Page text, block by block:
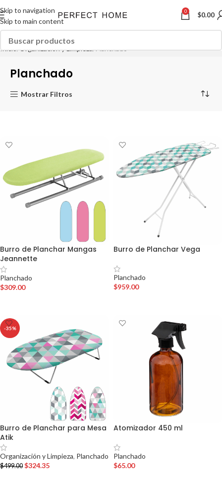
Skip to navigation
Skip to main content
0 $0.00
Inicio Organización y Limpieza Planchado
Planchado
Mostrar Filtros
Burro de Planchar Mangas
Jeannette
Planchado
$309.00
Burro de Planchar Vega
Planchado
$959.00
-35%
Burro de Planchar para Mesa
Atik
Organización y Limpieza, Planchado
$499.00 $324.35
Atomizador 450 ml
Planchado
$65.00